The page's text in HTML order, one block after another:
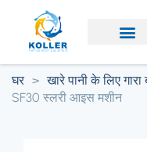
घर > खारे पानी के लिए
SF30 स्लरी आइस मशीन